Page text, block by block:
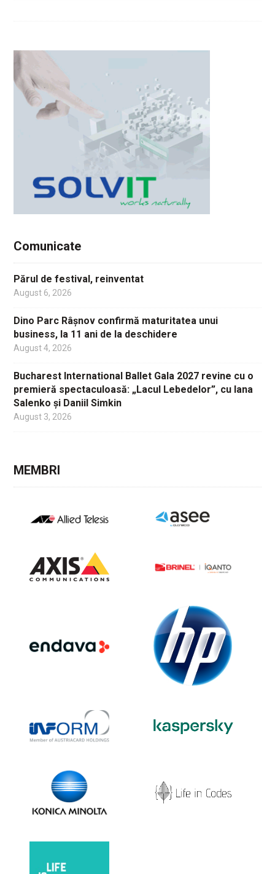
Comunicate
Părul de festival, reinventat
August 6, 2026
Dino Parc Râșnov confirmă maturitatea unui
business, la 11 ani de la deschidere
August 4, 2026
Bucharest International Ballet Gala 2027 revine cu o
premieră spectaculoasă: „Lacul Lebedelor”, cu Iana
Salenko și Daniil Simkin
August 3, 2026
MEMBRI